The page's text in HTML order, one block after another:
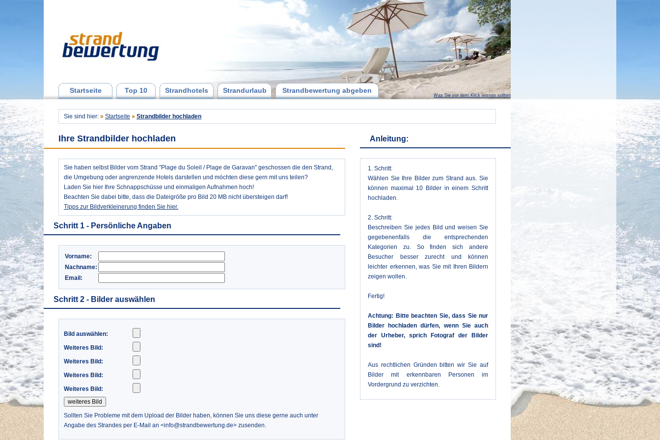
Startseite Top 10 Strandhotels Strandurlaub Strandbewertung abgeben
Was Sie vor dem Klick wissen sollten
Sie sind hier: » Startseite » Strandbilder hochladen
Ihre Strandbilder hochladen
Sie haben selbst Bilder vom Strand "Plage du Soleil / Plage de Garavan" geschossen die den Strand,
die Umgebung oder angrenzende Hotels darstellen und möchten diese gern mit uns teilen?
Laden Sie hier Ihre Schnappschüsse und einmaligen Aufnahmen hoch!
Beachten Sie dabei bitte, dass die Dateigröße pro Bild 20 MB nicht übersteigen darf!
Tipps zur Bildverkleinerung finden Sie hier.
Schritt 1 - Persönliche Angaben
Vorname:
Nachname:
Email:
Schritt 2 - Bilder auswählen
Bild auswählen:
Weiteres Bild:
Weiteres Bild:
Weiteres Bild:
Weiteres Bild:
Sollten Sie Probleme mit dem Upload der Bilder haben, können Sie uns diese gerne auch unter
Angabe des Strandes per E-Mail an <info@strandbewertung.de> zusenden.
Anleitung:
1. Schritt:
Wählen Sie Ihre Bilder zum Strand aus. Sie
können maximal 10 Bilder in einem Schritt
hochladen.
2. Schritt:
Beschreiben Sie jedes Bild und weisen Sie
gegebenenfalls die entsprechenden
Kategorien zu. So finden sich andere
Besucher besser zurecht und können
leichter erkennen, was Sie mit Ihren Bildern
zeigen wollen.
Fertig!
Achtung: Bitte beachten Sie, dass Sie nur
Bilder hochladen dürfen, wenn Sie auch
der Urheber, sprich Fotograf der Bilder
sind!
Aus rechtlichen Gründen bitten wir Sie auf
Bilder mit erkennbaren Personen im
Vordergrund zu verzichten.